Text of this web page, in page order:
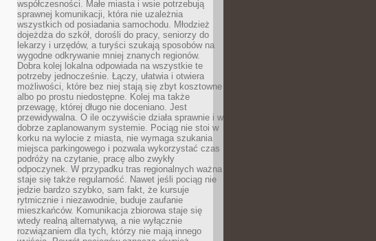
współczesności. Małe miasta i wsie potrzebują
sprawnej komunikacji, która nie uzależnia
wszystkich od posiadania samochodu. Młodzież
dojeżdża do szkół, dorośli do pracy, seniorzy do
lekarzy i urzędów, a turyści szukają sposobów na
wygodne odkrywanie mniej znanych regionów.
Dobra kolej lokalna odpowiada na wszystkie te
potrzeby jednocześnie. Łączy, ułatwia i otwiera
możliwości, które bez niej stają się zbyt kosztowne
albo po prostu niedostępne. Kolej ma także
przewagę, której długo nie doceniano. Jest
przewidywalna. O ile oczywiście działa sprawnie i w
dobrze zaplanowanym systemie. Pociąg nie stoi w
korku na wylocie z miasta, nie wymaga szukania
miejsca parkingowego i pozwala wykorzystać czas
podróży na czytanie, pracę albo zwykły
odpoczynek. W przypadku tras regionalnych ważna
staje się także regularność. Nawet jeśli pociąg nie
jedzie bardzo szybko, sam fakt, że kursuje
rytmicznie i niezawodnie, buduje zaufanie
mieszkańców. Komunikacja zbiorowa staje się
wtedy realną alternatywą, a nie wyłącznie
rozwiązaniem dla tych, którzy nie mają innego